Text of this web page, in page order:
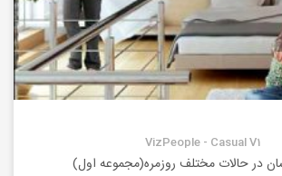
VizPeople - Casual V1
در حالات مختلف روزمره(مجموعه اول)